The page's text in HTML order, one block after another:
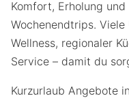
Komfort, Erholung
Wochenendtrips.
Wellness, regionaler
Service – damit du
Kurzurlaub Angebote